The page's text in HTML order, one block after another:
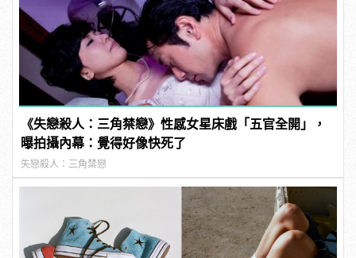
《失戀殺人：三角禁戀》性感女星床戲「五官全開」，
曝拍攝內幕：覺得好像快死了
失戀殺人：三角禁戀